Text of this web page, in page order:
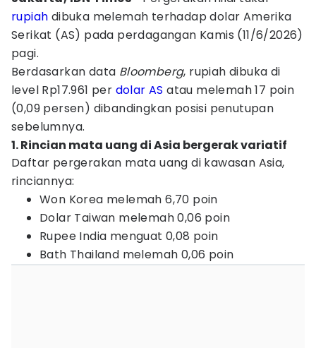
rupiah dibuka melemah terhadap dolar Amerika
Serikat (AS) pada perdagangan Kamis (11/6/2026)
pagi.
Berdasarkan data Bloomberg, rupiah dibuka di
level Rp17.961 per dolar AS atau melemah 17 poin
(0,09 persen) dibandingkan posisi penutupan
sebelumnya.
1. Rincian mata uang di Asia bergerak variatif
Daftar pergerakan mata uang di kawasan Asia,
rinciannya:
Won Korea melemah 6,70 poin
Dolar Taiwan melemah 0,06 poin
Rupee India menguat 0,08 poin
Bath Thailand melemah 0,06 poin